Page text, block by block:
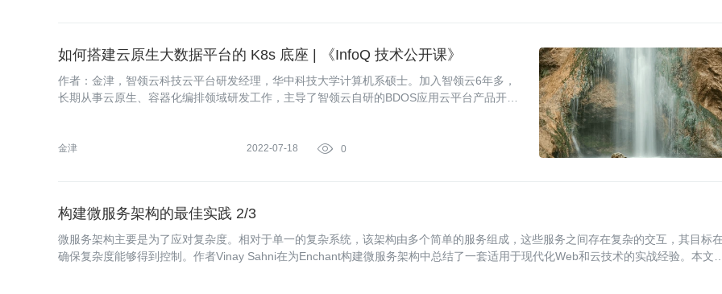
如何搭建云原生大数据平台的 K8s 底座 | 《InfoQ 技术公开课》
作者：金津，智领云科技云平台研发经理，华中科技大学计算机系硕士。加入智领云6年多，
长期从事云原生、容器化编排领域研发工作，主导了智领云自研的BDOS应用云平台产品开
金津 2022-07-18  0
构建微服务架构的最佳实践 2/3
微服务架构主要是为了应对复杂度。相对于单一的复杂系统，该架构由多个简单的服务组成，这些服务之间存在复杂的交互，其目标
确保复杂度能够得到控制。作者Vinay Sahni在为Enchant构建微服务架构中总结了一套适用于现代化Web和云技术的实战经验。本文